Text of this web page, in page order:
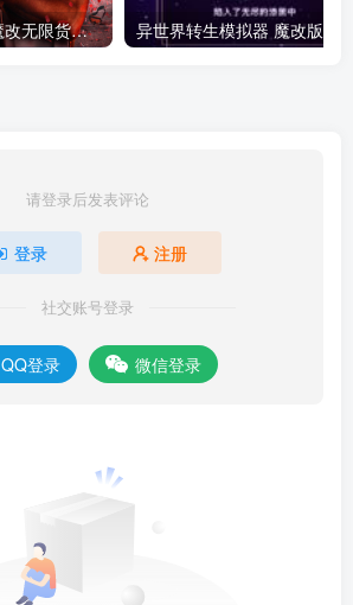
nba2k20 手机版 魔改无限货币版 异世界转生模拟器 魔改版
请登录后发表评论
登录 注册
社交账号登录
QQ登录 微信登录